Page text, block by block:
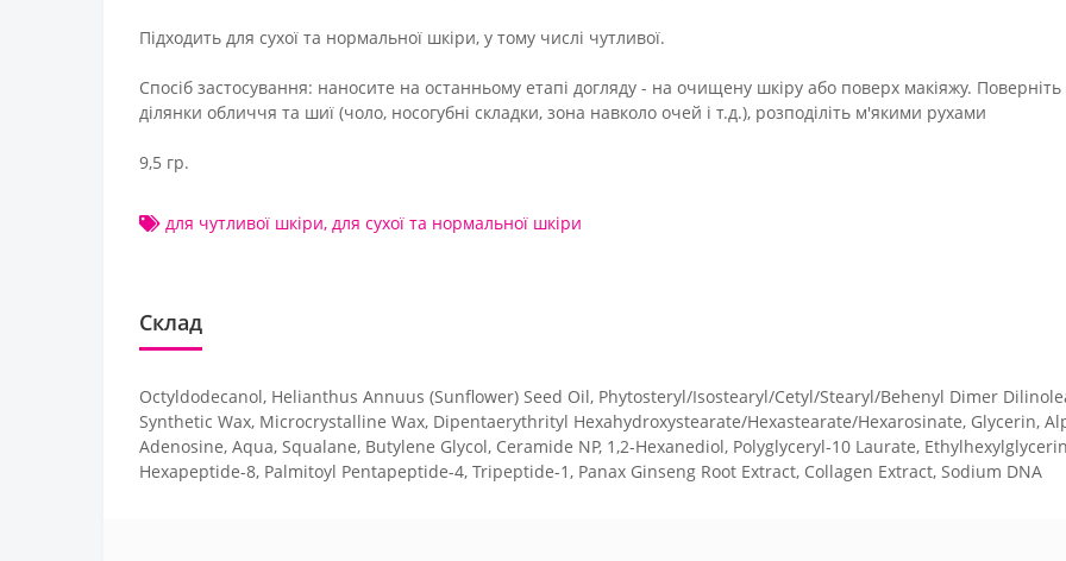
Підходить для сухої та нормальної шкіри, у тому числі чутливої.
Спосіб застосування: наносите на останньому етапі догляду - на очищену шкіру або поверх макіяжу. Поверніть
ділянки обличчя та шиї (чоло, носогубні складки, зона навколо очей і т.д.), розподіліть м'якими рухами
9,5 гр.
для чутливої шкіри, для сухої та нормальної шкіри
Склад
Octyldodecanol, Helianthus Annuus (Sunflower) Seed Oil, Phytosteryl/Isostearyl/Cetyl/Stearyl/Behenyl Dimer
Synthetic Wax, Microcrystalline Wax, Dipentaerythrityl Hexahydroxystearate/Hexastearate/Hexarosinate, Glycerin,
Adenosine, Aqua, Squalane, Butylene Glycol, Ceramide NP, 1,2-Hexanediol, Polyglyceryl-10 Laurate,
Hexapeptide-8, Palmitoyl Pentapeptide-4, Tripeptide-1, Panax Ginseng Root Extract, Collagen Extract, Sodium DNA